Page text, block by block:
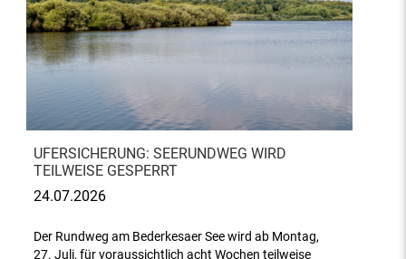
UFERSICHERUNG: SEERUNDWEG WIRD
TEILWEISE GESPERRT
24.07.2026
Der Rundweg am Bederkesaer See wird ab Montag,
27. Juli, für voraussichtlich acht Wochen teilweise